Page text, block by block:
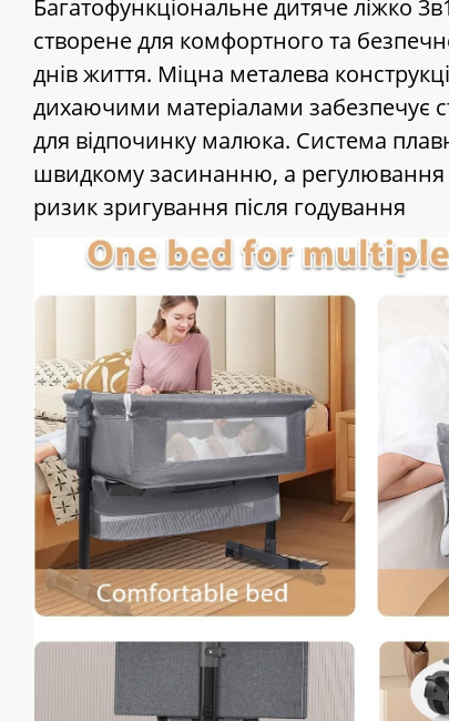
Багатофункціональне дитяче ліжко
створене для комфортного та
днів життя. Міцна металева
дихаючими матеріалами забезпечує
для відпочинку малюка. Система
швидкому засинанню, а регулювання
ризик зригування після годування